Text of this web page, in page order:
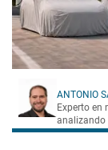
ANTONIO
Experto en
analizando